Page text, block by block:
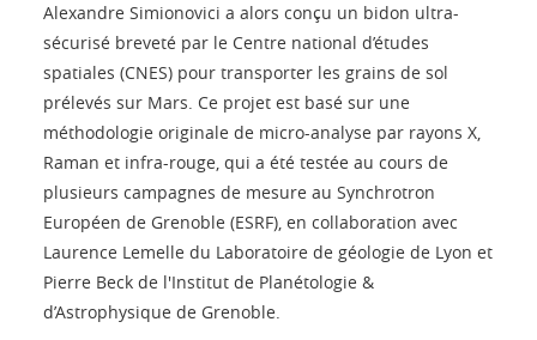
Alexandre Simionovici a alors conçu un bidon ultra-
sécurisé breveté par le Centre national d’études
spatiales (CNES) pour transporter les grains de sol
prélevés sur Mars. Ce projet est basé sur une
méthodologie originale de micro-analyse par rayons X,
Raman et infra-rouge, qui a été testée au cours de
plusieurs campagnes de mesure au Synchrotron
Européen de Grenoble (ESRF), en collaboration avec
Laurence Lemelle du Laboratoire de géologie de Lyon et
Pierre Beck de l'Institut de Planétologie &
d’Astrophysique de Grenoble.